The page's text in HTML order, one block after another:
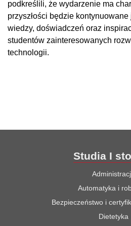
podkreślili, że wydarzenie ma
przyszłości będzie
wiedzy, doświadczeń oraz
studentów zainteresowanych
technologii.
Studia I
Automatyka i
Bezpieczeństwo i
Dietetyka